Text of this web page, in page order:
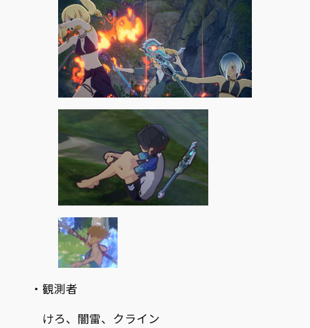
・観測者
けろ、闇雷、クライン